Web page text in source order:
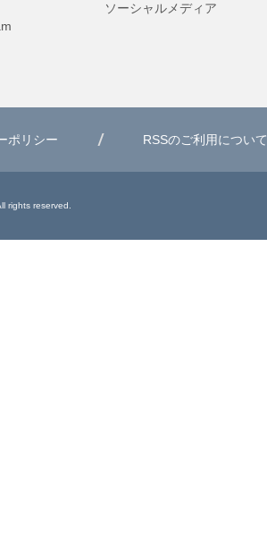
ソーシャルメディア
ポリシー RSSのご利用について
rights reserved.